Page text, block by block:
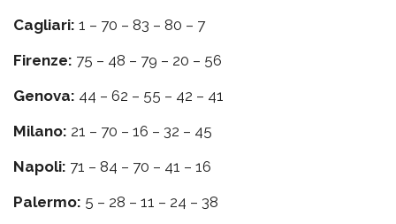
Cagliari: 1 – 70 – 83 – 80 – 7
Firenze: 75 – 48 – 79 – 20 – 56
Genova: 44 – 62 – 55 – 42 – 41
Milano: 21 – 70 – 16 – 32 – 45
Napoli: 71 – 84 – 70 – 41 – 16
Palermo: 5 – 28 – 11 – 24 – 38